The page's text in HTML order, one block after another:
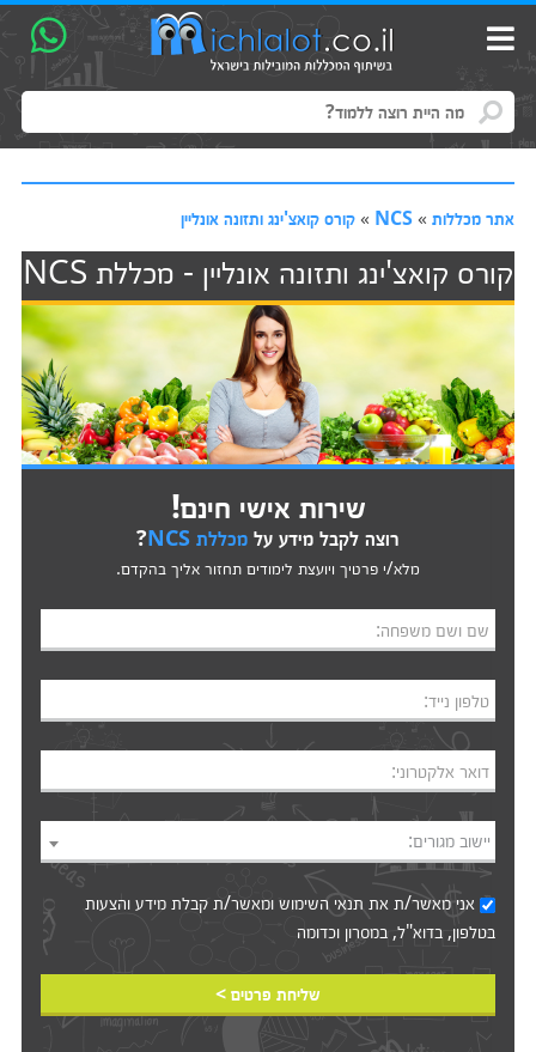
אתר מכללות»
NCS
» קורס קואצ'ינג ותזונה אונליין
קורס קואצ'ינג ותזונה אונליין - מכללת NCS
שירות אישי חינם!
רוצה לקבל מידע על מכללת NCS ?
מלא/י פרטיך ויועצת לימודים תחזור אליך בהקדם.
שם ושם משפחה:
טלפון נייד:
דואר אלקטרוני:
יישוב מגורים:
אני מאשר/ת אתתנאי השימושומאשר/ת קבלת מידע והצעות
בטלפון, בדוא"ל, במסרון וכדומה‎‎
שליחת פרטים >